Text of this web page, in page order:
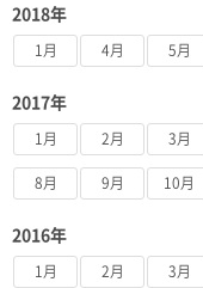
2018年
1月 4月 5月
2017年
1月 2月 3月
8月 9月 10月
2016年
1月 2月 3月